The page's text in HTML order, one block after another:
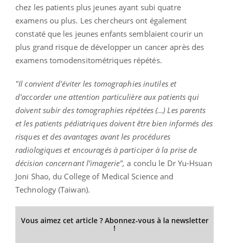
chez les patients plus jeunes ayant subi quatre
examens ou plus. Les chercheurs ont également
constaté que les jeunes enfants semblaient courir un
plus grand risque de développer un cancer après des
examens tomodensitométriques répétés.
"Il convient d'éviter les tomographies inutiles et
d'accorder une attention particulière aux patients qui
doivent subir des tomographies répétées (…) Les parents
et les patients pédiatriques doivent être bien informés des
risques et des avantages avant les procédures
radiologiques et encouragés à participer à la prise de
décision concernant l’imagerie",a conclu le Dr Yu-Hsuan
Joni Shao, du College of Medical Science and
Technology (Taiwan).
Vous aimez cet article ? Abonnez-vous à la newsletter
!